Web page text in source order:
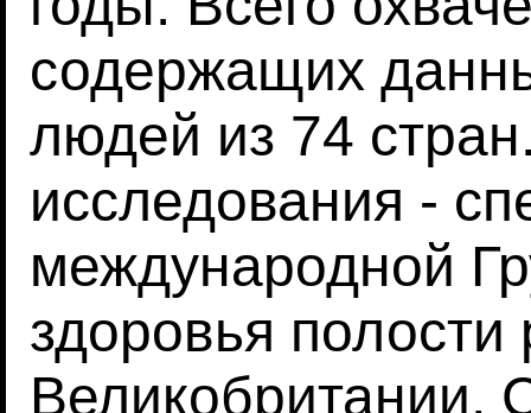
содержащих
людей из 74
исследования -
международной
здоровья полости
Великобритании,